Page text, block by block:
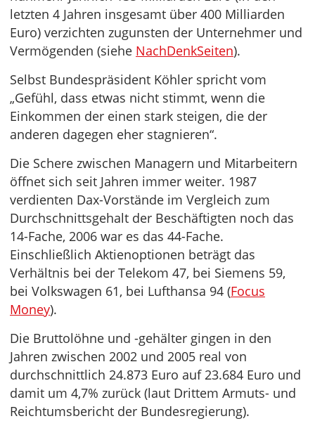
letzten 4 Jahren insgesamt über 400 Milliarden
Euro) verzichten zugunsten der Unternehmer und
Vermögenden (siehe NachDenkSeiten).
Selbst Bundespräsident Köhler spricht vom
„Gefühl, dass etwas nicht stimmt, wenn die
Einkommen der einen stark steigen, die der
anderen dagegen eher stagnieren“.
Die Schere zwischen Managern und Mitarbeitern
öffnet sich seit Jahren immer weiter. 1987
verdienten Dax-Vorstände im Vergleich zum
Durchschnittsgehalt der Beschäftigten noch das
14-Fache, 2006 war es das 44-Fache.
Einschließlich Aktienoptionen beträgt das
Verhältnis bei der Telekom 47, bei Siemens 59,
bei Volkswagen 61, bei Lufthansa 94 (Focus
Money).
Die Bruttolöhne und -gehälter gingen in den
Jahren zwischen 2002 und 2005 real von
durchschnittlich 24.873 Euro auf 23.684 Euro und
damit um 4,7% zurück (laut Drittem Armuts- und
Reichtumsbericht der Bundesregierung).